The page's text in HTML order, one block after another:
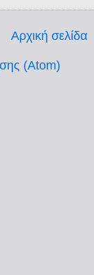
Αρχική σελίδα
(Atom)